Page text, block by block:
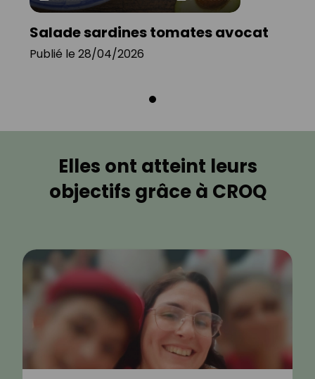
Salade sardines tomates avocat
Publié le 28/04/2026
Elles ont atteint leurs
objectifs grâce à CROQ